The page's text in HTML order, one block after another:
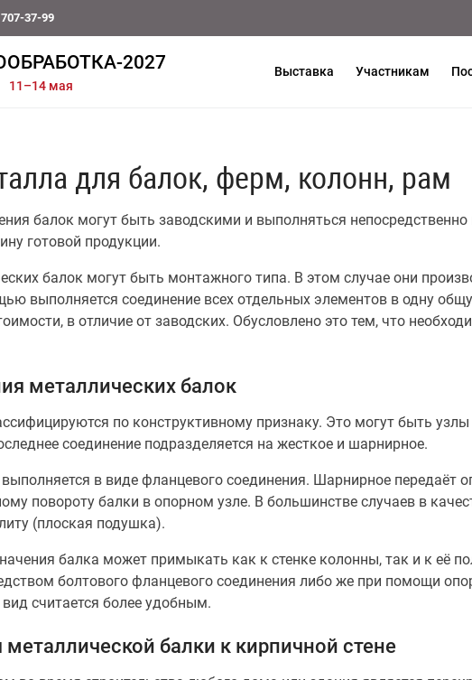
37-99
2027
11–14 мая
Выставка Участникам
для балок, ферм, колонн, рам
балок могут быть заводскими и выполняться
готовой продукции.
балок могут быть монтажного типа. В этом случае они
выполняется соединение всех отдельных элементов в одну
в отличие от заводских. Обусловлено это тем, что
металлических балок
по конструктивному признаку. Это могут быть
соединение подразделяется на жесткое и шарнирное.
в виде фланцевого соединения. Шарнирное передаёт
повороту балки в опорном узле. В большинстве случаев в
(плоская подушка).
балка может примыкать как к стенке колонны, так и к её
болтового фланцевого соединения либо же при помощи
считается более удобным.
балки к кирпичной стене